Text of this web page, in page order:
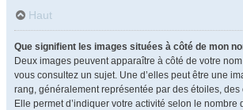
Haut
Que signifient les images situées à côté de mon
Deux images peuvent apparaître à côté de votre
vous consultez un sujet. Une d’elles peut être une
rang, généralement représentée par des étoiles, des
Elle permet d’indiquer votre activité selon le nombre